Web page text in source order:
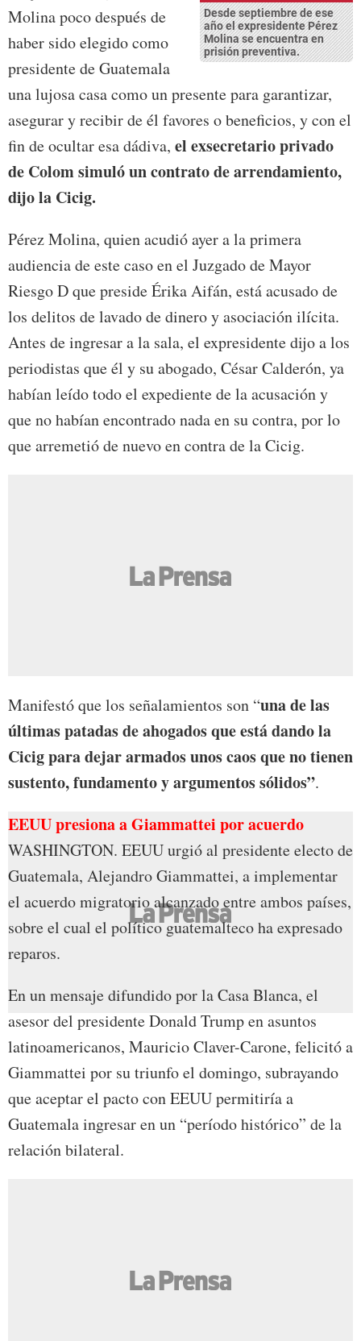
Desde septiembre de ese
año el expresidente Pérez
Molina se encuentra en
prisión preventiva.
Molina poco después de
haber sido elegido como
presidente de Guatemala
una lujosa casa como un presente para garantizar,
asegurar y recibir de él favores o beneficios, y con el
fin de ocultar esa dádiva, el exsecretario privado
de Colom simuló un contrato de arrendamiento,
dijo la Cicig.
Pérez Molina, quien acudió ayer a la primera
audiencia de este caso en el Juzgado de Mayor
Riesgo D que preside Érika Aifán, está acusado de
los delitos de lavado de dinero y asociación ilícita.
Antes de ingresar a la sala, el expresidente dijo a los
periodistas que él y su abogado, César Calderón, ya
habían leído todo el expediente de la acusación y
que no habían encontrado nada en su contra, por lo
que arremetió de nuevo en contra de la Cicig.
Manifestó que los señalamientos son “una de las
últimas patadas de ahogados que está dando la
Cicig para dejar armados unos caos que no tienen
sustento, fundamento y argumentos sólidos”.
EEUU presiona a Giammattei por acuerdo
WASHINGTON. EEUU urgió al presidente electo de
Guatemala, Alejandro Giammattei, a implementar
el acuerdo migratorio alcanzado entre ambos países,
sobre el cual el político guatemalteco ha expresado
reparos.
En un mensaje difundido por la Casa Blanca, el
asesor del presidente Donald Trump en asuntos
latinoamericanos, Mauricio Claver-Carone, felicitó a
Giammattei por su triunfo el domingo, subrayando
que aceptar el pacto con EEUU permitiría a
Guatemala ingresar en un “período histórico” de la
relación bilateral.